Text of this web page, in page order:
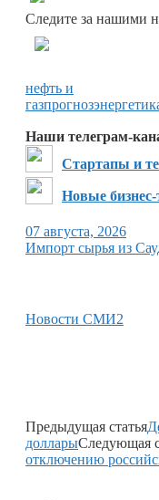
Следите за нашими
Наши телеграм-
Стартапы и
Новые
нефть и
газпрогноз
07 августа, 2026
Импорт сырья из
Новости СМИ2
Предыдущая статья
долларыСледующая
отключению